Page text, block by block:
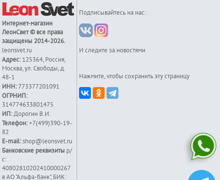
Интернет-магазин
ЛеонСвет© все права
защищены 2014-2026.
leonsvet.ru
Адрес: 125364, Россия,
Москва,ул. Свободы, д.
48-1
ИНН:773377201091
ОГРНИП:
314774633801475
ИП:Дорогин В.И.
Телефон: +7(499)390-19-
82
E-mail: shop@leonsvet.ru
Банковские реквизиты р/
с:
40802810202410000267
в АО "Альфа-банк", БИК:
Подписывайтесь на нас:
И следите за новостями
Нажмите, чтобы сохранить эту страницу